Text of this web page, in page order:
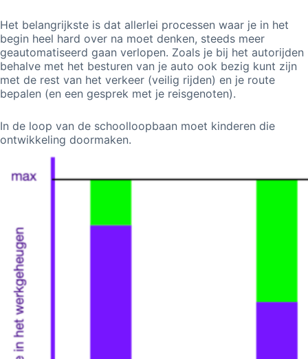
Het belangrijkste is dat allerlei processen waar je in het
begin heel hard over na moet denken, steeds meer
geautomatiseerd gaan verlopen. Zoals je bij het autorijden
behalve met het besturen van je auto ook bezig kunt zijn
met de rest van het verkeer (veilig rijden) en je route
bepalen (en een gesprek met je reisgenoten).
In de loop van de schoolloopbaan moet kinderen die
ontwikkeling doormaken.